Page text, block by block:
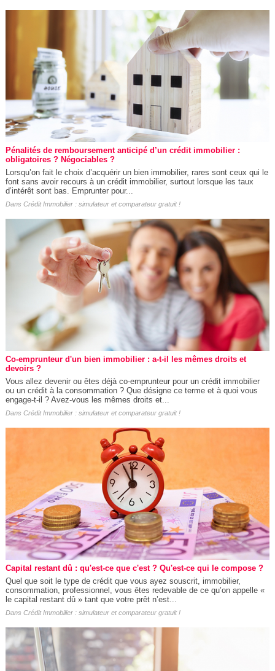
Pénalités de remboursement anticipé d’un crédit immobilier :
obligatoires ? Négociables ?
Lorsqu’on fait le choix d’acquérir un bien immobilier, rares sont ceux qui le
font sans avoir recours à un crédit immobilier, surtout lorsque les taux
d’intérêt sont bas. Emprunter pour...
Dans Crédit Immobilier : simulateur et comparateur gratuit !
Co-emprunteur d'un bien immobilier : a-t-il les mêmes droits et
devoirs ?
Vous allez devenir ou êtes déjà co-emprunteur pour un crédit immobilier
ou un crédit à la consommation ? Que désigne ce terme et à quoi vous
engage-t-il ? Avez-vous les mêmes droits et...
Dans Crédit Immobilier : simulateur et comparateur gratuit !
Capital restant dû : qu'est-ce que c'est ? Qu'est-ce qui le compose ?
Quel que soit le type de crédit que vous ayez souscrit, immobilier,
consommation, professionnel, vous êtes redevable de ce qu’on appelle «
le capital restant dû » tant que votre prêt n’est...
Dans Crédit Immobilier : simulateur et comparateur gratuit !